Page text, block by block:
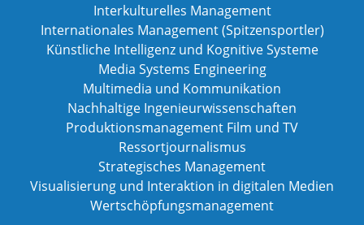
Interkulturelles Management
Internationales Management (Spitzensportler)
Künstliche Intelligenz und Kognitive Systeme
Media Systems Engineering
Multimedia und Kommunikation
Nachhaltige Ingenieurwissenschaften
Produktionsmanagement Film und TV
Ressortjournalismus
Strategisches Management
Visualisierung und Interaktion in digitalen Medien
Wertschöpfungsmanagement